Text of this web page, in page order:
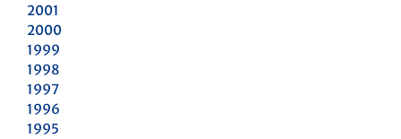
2001
2000
1999
1998
1997
1996
1995